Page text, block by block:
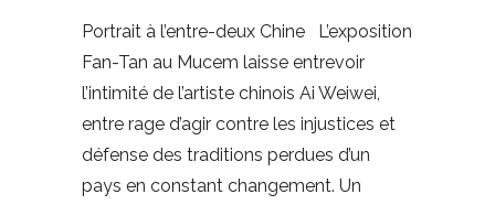
Portrait à l’entre-deux Chine L’exposition
Fan-Tan au Mucem laisse entrevoir
l’intimité de l’artiste chinois Ai Weiwei,
entre rage d’agir contre les injustices et
défense des traditions perdues d’un
pays en constant changement. Un